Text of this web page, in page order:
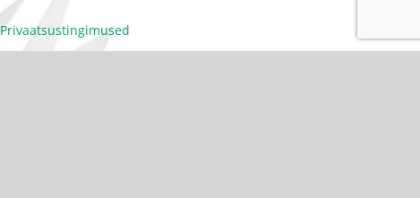
Privaatsustingimused